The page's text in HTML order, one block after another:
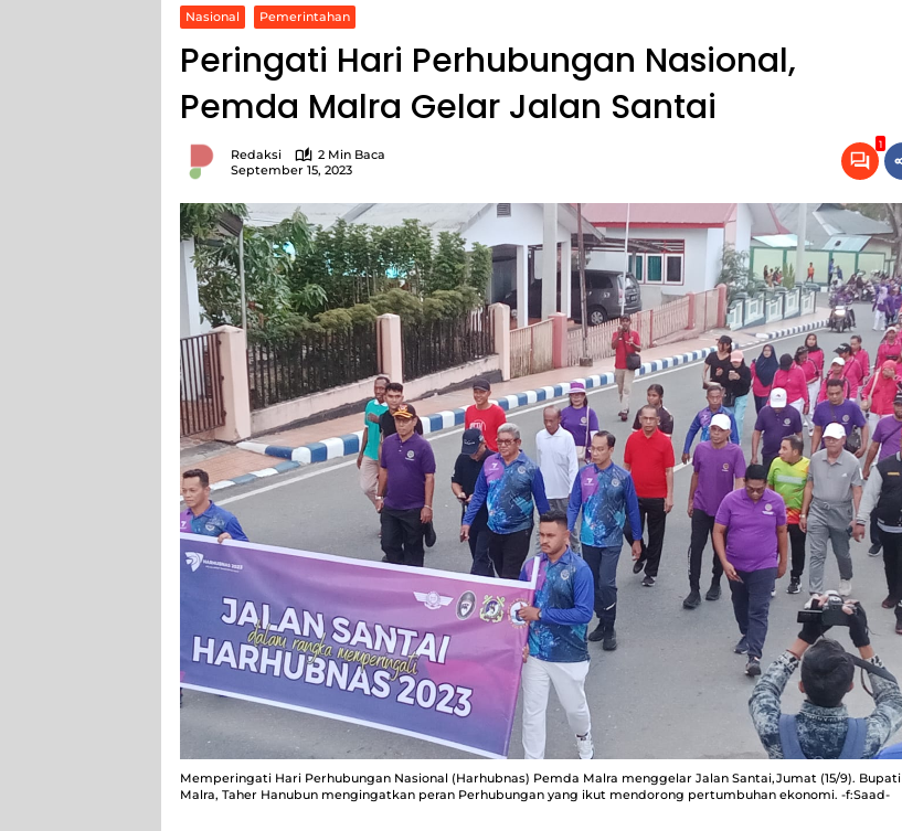
Nasional Pemerintahan
Peringati Hari Perhubungan Nasional,
Pemda Malra Gelar Jalan Santai
Redaksi
2 Min Baca
September 15, 2023
1
Memperingati Hari Perhubungan Nasional (Harhubnas) Pemda Malra menggelar Jalan Santai,Jumat (15/9). Bupati
Malra, Taher Hanubun mengingatkan peran Perhubungan yang ikut mendorong pertumbuhan ekonomi. -f:Saad-